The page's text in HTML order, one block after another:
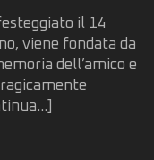
il 14
viene fondata da
dell’amico e